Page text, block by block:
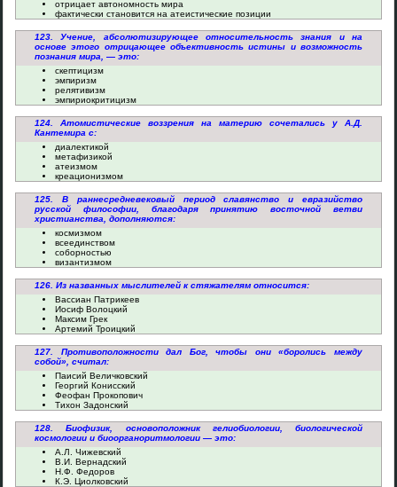
отрицает автономность мира
фактически становится на атеистические позиции
123. Учение, абсолютизирующее относительность знания и на
основе этого отрицающее объективность истины и возможность
познания мира, — это:
скептицизм
эмпиризм
релятивизм
эмпириокритицизм
124. Атомистические воззрения на материю сочетались у А.Д.
Кантемира с:
диалектикой
метафизикой
атеизмом
креационизмом
125. В раннесредневековый период славянство и евразийство
русской философии, благодаря принятию восточной ветви
христианства, дополняются:
космизмом
всеединством
соборностью
византизмом
126. Из названных мыслителей к стяжателям относится:
Вассиан Патрикеев
Иосиф Волоцкий
Максим Грек
Артемий Троицкий
127. Противоположности дал Бог, чтобы они «боролись между
собой», считал:
Паисий Величковский
Георгий Конисский
Феофан Прокопович
Тихон Задонский
128. Биофизик, основоположник гелиобиологии, биологической
космологии и биоорганоритмологии — это:
А.Л. Чижевский
В.И. Вернадский
Н.Ф. Федоров
К.Э. Циолковский